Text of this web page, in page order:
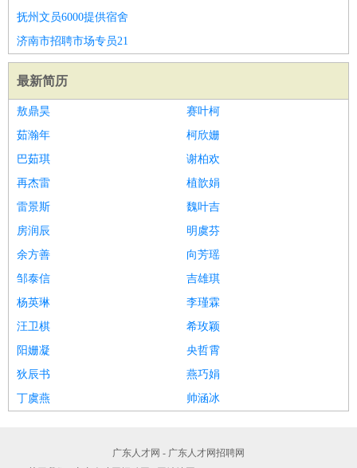
抚州文员6000提供宿舍
济南市招聘市场专员21
最新简历
敖鼎昊
赛叶柯
茹瀚年
柯欣姗
巴茹琪
谢柏欢
再杰雷
植歆娟
雷景斯
魏叶吉
房润辰
明虞芬
余方善
向芳瑶
邹泰信
吉雄琪
杨英琳
李瑾霖
汪卫棋
希玫颖
阳姗凝
央哲霄
狄辰书
燕巧娟
丁虞燕
帅涵冰
广东人才网 - 广东人才网招聘网